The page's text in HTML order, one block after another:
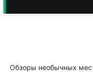
Обзоры необычных